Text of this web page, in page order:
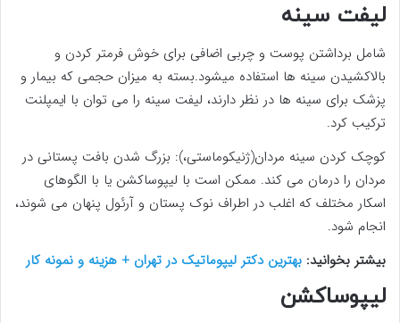
لیفت سینه
شامل برداشتن پوست و چربی اضافی برای خوش فرمتر کردن و
بالاکشیدن سینه ها استفاده میشود.بسته به میزان حجمی که بیمار و
پزشک برای سینه ها در نظر دارند، لیفت سینه را می توان با ایمپلنت
ترکیب کرد.
کوچک کردن سینه مردان(ژنیکوماستی،): بزرگ شدن بافت پستانی در
مردان را درمان می کند. ممکن است با لیپوساکشن یا با الگوهای
اسکار مختلف که اغلب در اطراف نوک پستان و آرئول پنهان می شوند،
انجام شود.
بیشتر بخوانید: بهترین دکتر لیپوماتیک در تهران + هزینه و نمونه کار
لیپوساکشن